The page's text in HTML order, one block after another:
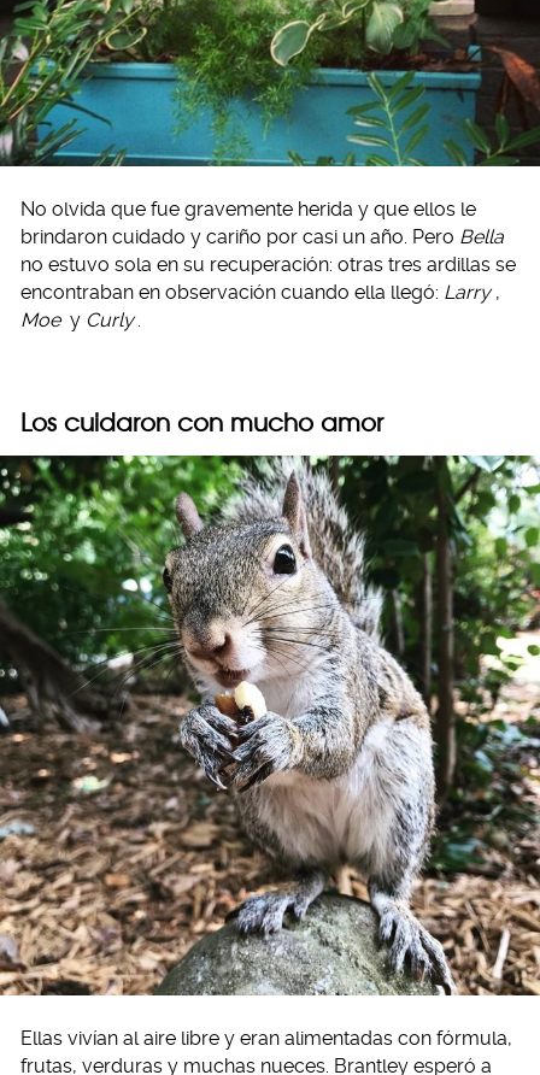
No olvida que fue gravemente herida y que ellos le
brindaron cuidado y cariño por casi un año. Pero Bella
no estuvo sola en su recuperación: otras tres ardillas se
encontraban en observación cuando ella llegó: Larry ,
Moe y Curly .
Los cuidaron con mucho amor
Ellas vivían al aire libre y eran alimentadas con fórmula,
frutas, verduras y muchas nueces. Brantley esperó a